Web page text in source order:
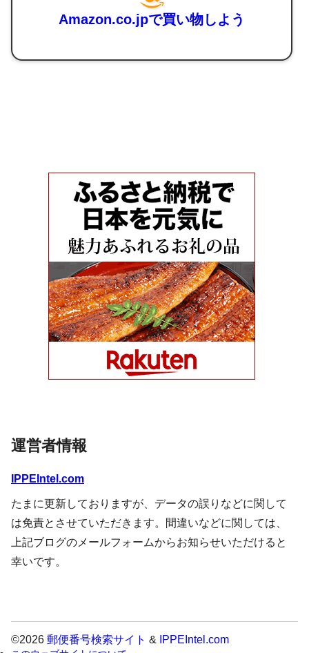
Amazon.co.jpで買い物しよう
運営者情報
IPPEIntel.com
たまに更新しておりますが、データの誤りなどに関して
は免責とさせていただきます。間違いなどに関しては、
上記ブログのメールフォームからお知らせいただけると
幸いです。
©2026 郵便番号検索サイト & IPPEIntel.com